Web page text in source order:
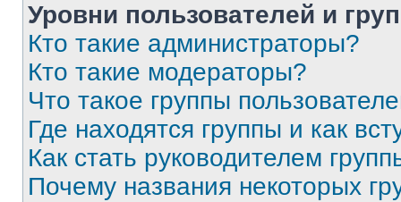
Уровни пользователей и
Кто такие администраторы?
Кто такие модераторы?
Что такое группы
Где находятся группы и как
Как стать руководителем
Почему названия некоторых